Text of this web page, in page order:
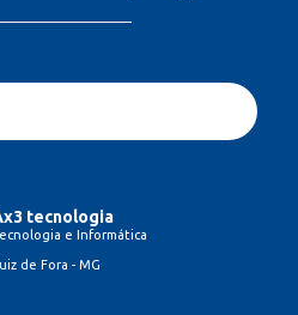
tecnologia
e Informática
de Fora - MG